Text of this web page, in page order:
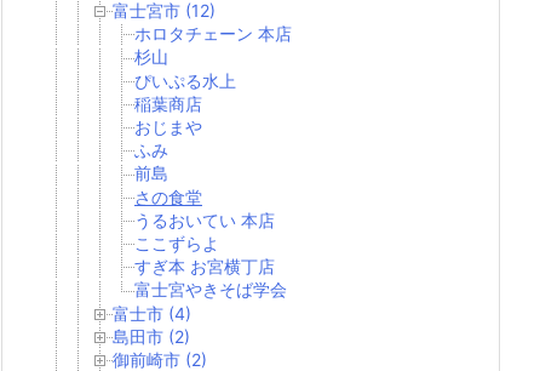
富士宮市 (12)
ホロタチェーン 本店
杉山
ぴいぷる水上
稲葉商店
おじまや
ふみ
前島
さの食堂
うるおいてい 本店
ここずらよ
すぎ本 お宮横丁店
富士宮やきそば学会
富士市 (4)
島田市 (2)
御前崎市 (2)